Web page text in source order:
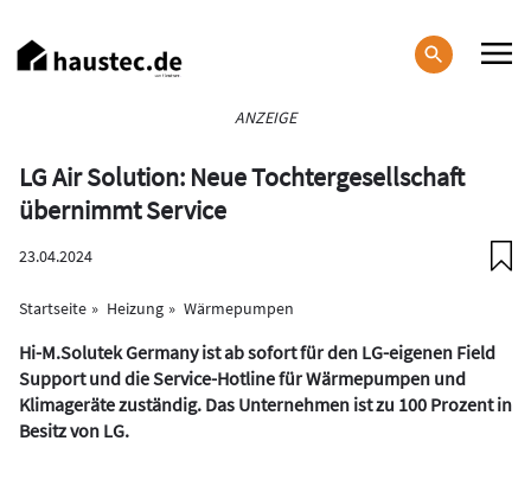
zum
Inhalt
ANZEIGE
LG Air Solution: Neue Tochtergesellschaft
übernimmt Service
23.04.2024
Startseite Heizung Wärmepumpen
Hi-M.Solutek Germany ist ab sofort für den LG-eigenen Field
Support und die Service-Hotline für Wärmepumpen und
Klimageräte zuständig. Das Unternehmen ist zu 100 Prozent in
Besitz von LG.